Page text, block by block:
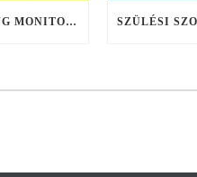
A MAGZATI SZÍVHANG MONITORIZÁLÁSA TERHESSÉG ÉS VAJÚDÁS ALATT